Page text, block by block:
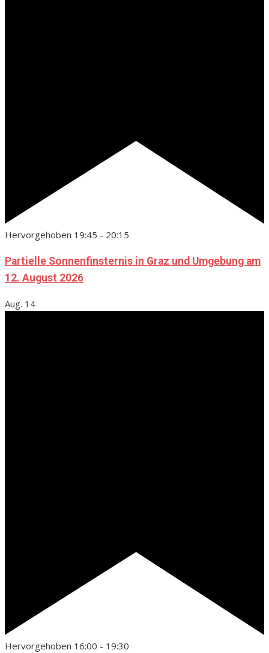
Hervorgehoben 19:45 - 20:15
Partielle Sonnenfinsternis in Graz und Umgebung am
12. August 2026
Aug. 14
Hervorgehoben 16:00 - 19:30